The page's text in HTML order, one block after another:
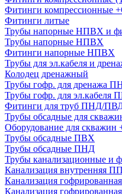
Фитинги компрессионные
Фитинги литые
Трубы напорные НПВХ и
Трубы напорные НПВХ
Фитинги напорные НПВХ
Трубы для эл.кабеля и
Колодец дренажный
Трубы гофр. для дренажа
Трубы гофр. для
Фитинги для труб ПНД/
Трубы обсадные для
Оборудование для скважин
Трубы обсадные ПВХ
Трубы обсадные ПНД
Трубы канализационные и
Канализация внутренняя
Канализация
Канализация